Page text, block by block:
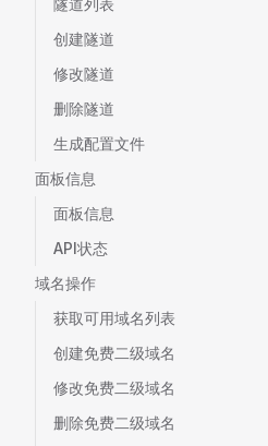
隧道列表
创建隧道
修改隧道
删除隧道
生成配置文件
面板信息
面板信息
API状态
域名操作
获取可用域名列表
创建免费二级域名
修改免费二级域名
删除免费二级域名